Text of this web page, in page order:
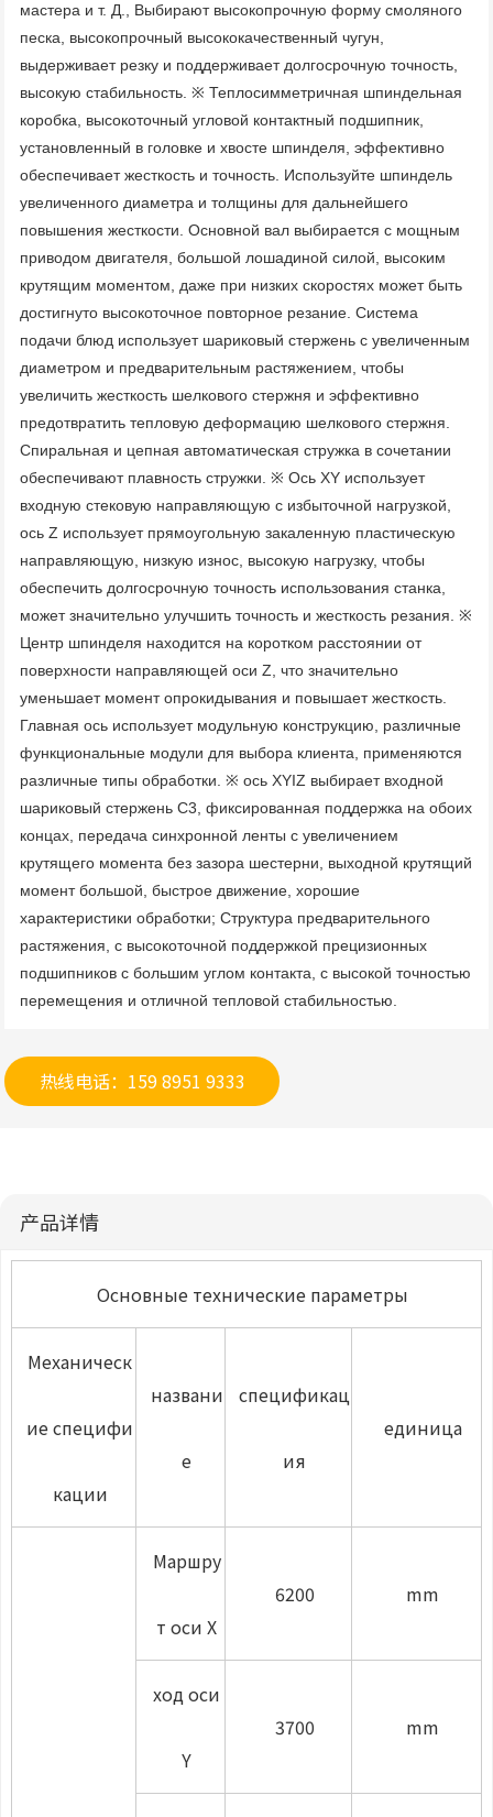
мастера и т. Д., Выбирают высокопрочную форму смоляного
песка, высокопрочный высококачественный чугун,
выдерживает резку и поддерживает долгосрочную точность,
высокую стабильность. ※ Теплосимметричная шпиндельная
коробка, высокоточный угловой контактный подшипник,
установленный в головке и хвосте шпинделя, эффективно
обеспечивает жесткость и точность. Используйте шпиндель
увеличенного диаметра и толщины для дальнейшего
повышения жесткости. Основной вал выбирается с мощным
приводом двигателя, большой лошадиной силой, высоким
крутящим моментом, даже при низких скоростях может быть
достигнуто высокоточное повторное резание. Система
подачи блюд использует шариковый стержень с увеличенным
диаметром и предварительным растяжением, чтобы
увеличить жесткость шелкового стержня и эффективно
предотвратить тепловую деформацию шелкового стержня.
Спиральная и цепная автоматическая стружка в сочетании
обеспечивают плавность стружки. ※ Ось XY использует
входную стековую направляющую с избыточной нагрузкой,
ось Z использует прямоугольную закаленную пластическую
направляющую, низкую износ, высокую нагрузку, чтобы
обеспечить долгосрочную точность использования станка,
может значительно улучшить точность и жесткость резания. ※
Центр шпинделя находится на коротком расстоянии от
поверхности направляющей оси Z, что значительно
уменьшает момент опрокидывания и повышает жесткость.
Главная ось использует модульную конструкцию, различные
функциональные модули для выбора клиента, применяются
различные типы обработки. ※ ось XYIZ выбирает входной
шариковый стержень C3, фиксированная поддержка на обоих
концах, передача синхронной ленты с увеличением
крутящего момента без зазора шестерни, выходной крутящий
момент большой, быстрое движение, хорошие
характеристики обработки; Структура предварительного
растяжения, с высокоточной поддержкой прецизионных
подшипников с большим углом контакта, с высокой точностью
перемещения и отличной тепловой стабильностью.
热线电话：159 8951 9333
产品详情
Основные технические параметры
Механическ
ие специфи
кации
названи
е
спецификац
ия
единица
Маршру
т оси X
6200 mm
ход оси
Y
3700 mm